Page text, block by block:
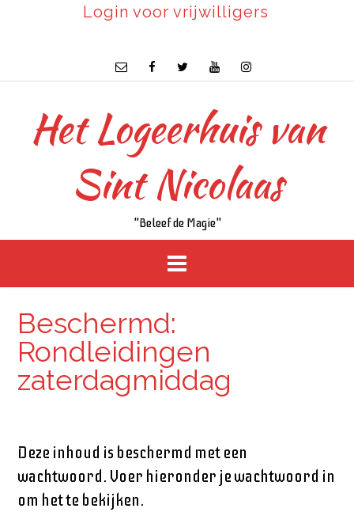
Login voor vrijwilligers
Het Logeerhuis van
Sint Nicolaas
"Beleef de Magie"
Beschermd:
Rondleidingen
zaterdagmiddag
Deze inhoud is beschermd met een
wachtwoord. Voer hieronder je wachtwoord in
om het te bekijken.